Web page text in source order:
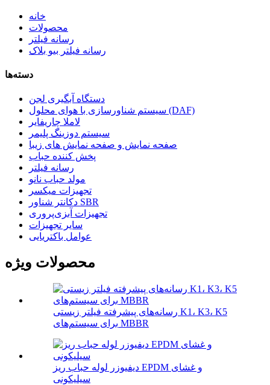
خانه
محصولات
رسانه فیلتر
رسانه فیلتر بیو بلاک
دسته‌ها
دستگاه آبگیری لجن
سیستم شناورسازی با هوای محلول (DAF)
لاملا چاریفایر
سیستم دوزینگ پلیمر
صفحه نمایش و صفحه نمایش های زیبا
پخش کننده حباب
رسانه فیلتر
مولد حباب نانو
تجهیزات میکسر
دکانتر شناور SBR
تجهیزات آبزی‌پروری
سایر تجهیزات
عوامل باکتریایی
محصولات ویژه
رسانه‌های پیشرفته فیلتر زیستی K1، K3، K5
برای سیستم‌های MBBR
دیفیوزر لوله حباب ریز EPDM و غشای
سیلیکونی